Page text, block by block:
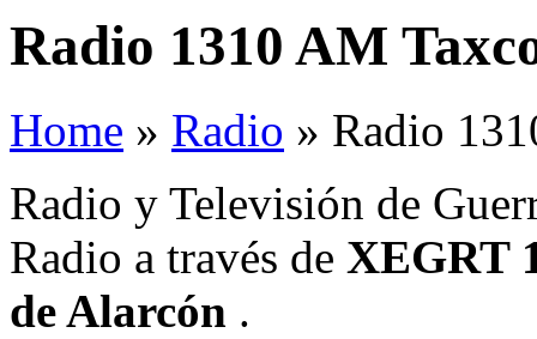
Radio 1310 AM
Home » Radio » Radio
Radio y Televisión de
Radio a través de XEGRT
de Alarcón .